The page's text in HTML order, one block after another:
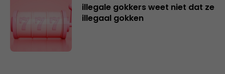
illegale gokkers weet niet dat ze
illegaal gokken